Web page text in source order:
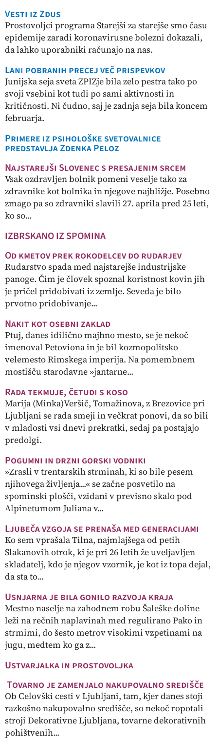
Vesti iz Zdus
Prostovoljci programa Starejši za starejše smo času
epidemije zaradi koronavirusne bolezni dokazali,
da lahko uporabniki računajo na nas.
Lani pobranih precej več prispevkov
Junijska seja sveta ZPIZje bila zelo pestra tako po
svoji vsebini kot tudi po sami aktivnosti in
kritičnosti. Ni čudno, saj je zadnja seja bila koncem
februarja.
Primere iz psihološke svetovalnice
predstavlja Zdenka Peloz
Najstarejši Slovenec s presajenim srcem
Vsak ozdravljen bolnik pomeni veselje tako za
zdravnike kot bolnika in njegove najbližje. Posebno
zmago pa so zdravniki slavili 27. aprila pred 25 leti,
ko so...
IZBRSKANO IZ SPOMINA
Od kmetov prek rokodelcev do rudarjev
Rudarstvo spada med najstarejše industrijske
panoge. Čim je človek spoznal koristnost kovin jih
je pričel pridobivati iz zemlje. Seveda je bilo
prvotno pridobivanje...
Nakit kot osebni zaklad
Ptuj, danes idilično majhno mesto, se je nekoč
imenoval Petoviona in je bil kozmopolitsko
velemesto Rimskega imperija. Na pomembnem
mostišču starodavne »jantarne...
Rada tekmuje, četudi s koso
Marija (Minka)Veršič, Tomažinova, z Brezovice pri
Ljubljani se rada smeji in večkrat ponovi, da so bili
v mladosti vsi dnevi prekratki, sedaj pa postajajo
predolgi.
Pogumni in drzni gorski vodniki
»Zrasli v trentarskih strminah, ki so bile pesem
njihovega življenja...« se začne posvetilo na
spominski plošči, vzidani v previsno skalo pod
Alpinetumom Juliana v...
Ljubeča vzgoja se prenaša med generacijami
Ko sem vprašala Tilna, najmlajšega od petih
Slakanovih otrok, ki je pri 26 letih že uveljavljen
skladatelj, kdo je njegov vzornik, je kot iz topa dejal,
da sta to...
Usnjarna je bila gonilo razvoja kraja
Mestno naselje na zahodnem robu Šaleške doline
leži na rečnih naplavinah med regulirano Pako in
strmimi, do šesto metrov visokimi vzpetinami na
jugu, medtem ko ga z...
Ustvarjalka in prostovoljka
Tovarno je zamenjalo nakupovalno središče
Ob Celovški cesti v Ljubljani, tam, kjer danes stoji
razkošno nakupovalno središče, so nekoč ropotali
stroji Dekorativne Ljubljana, tovarne dekorativnih
pohištvenih...